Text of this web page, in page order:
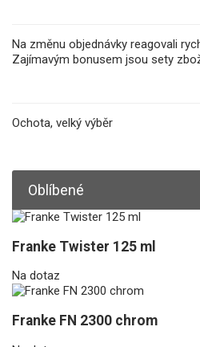
Na změnu objednávky reagovali
Zajímavým bonusem jsou sety
Ochota, velký výběr
Oblíbené
Franke Twister 125 ml
Na dotaz
Franke FN 2300 chrom